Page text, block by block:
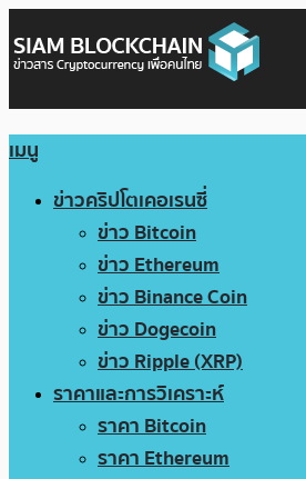
เมนู
ข่าวคริปโตเคอเรนซี่
ข่าว Bitcoin
ข่าว Ethereum
ข่าว Binance Coin
ข่าว Dogecoin
ข่าว Ripple (XRP)
ราคาและการวิเคราะห์
ราคา Bitcoin
ราคา Ethereum